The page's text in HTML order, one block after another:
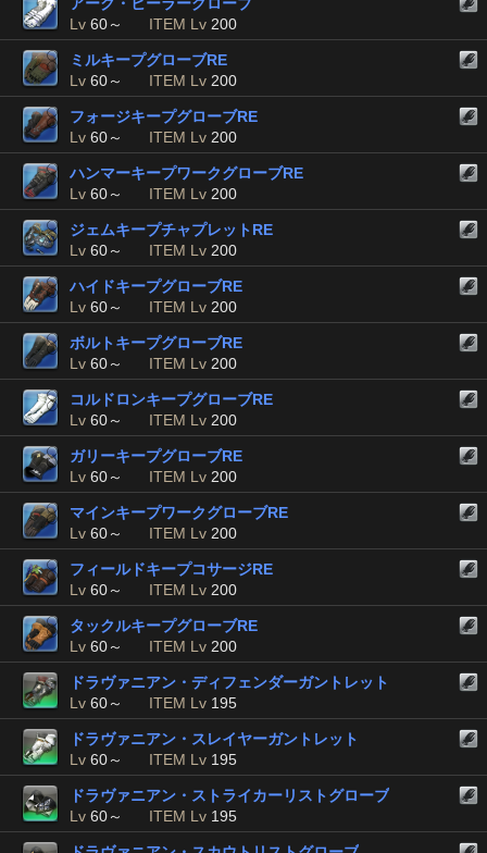
Lv 60～ ITEM Lv 200
ミルキープグローブRE
Lv 60～ ITEM Lv 200
フォージキープグローブRE
Lv 60～ ITEM Lv 200
ハンマーキープワークグローブRE
Lv 60～ ITEM Lv 200
ジェムキープチャプレットRE
Lv 60～ ITEM Lv 200
ハイドキープグローブRE
Lv 60～ ITEM Lv 200
ボルトキープグローブRE
Lv 60～ ITEM Lv 200
コルドロンキープグローブRE
Lv 60～ ITEM Lv 200
ガリーキープグローブRE
Lv 60～ ITEM Lv 200
マインキープワークグローブRE
Lv 60～ ITEM Lv 200
フィールドキープコサージRE
Lv 60～ ITEM Lv 200
タックルキープグローブRE
Lv 60～ ITEM Lv 200
ドラヴァニアン・ディフェンダーガントレット
Lv 60～ ITEM Lv 195
ドラヴァニアン・スレイヤーガントレット
Lv 60～ ITEM Lv 195
ドラヴァニアン・ストライカーリストグローブ
Lv 60～ ITEM Lv 195